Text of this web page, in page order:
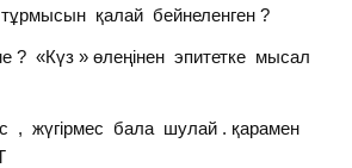
қалай бейнеленген ?
? «Күз » өлеңінен эпитетке мысал
, жүгірмес бала шулай . қарамен